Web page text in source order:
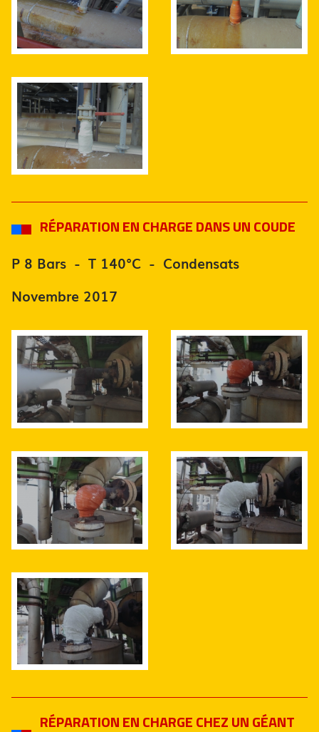
RÉPARATION EN CHARGE DANS UN COUDE
P 8 Bars - T 140°C - Condensats
Novembre 2017
RÉPARATION EN CHARGE CHEZ UN GÉANT